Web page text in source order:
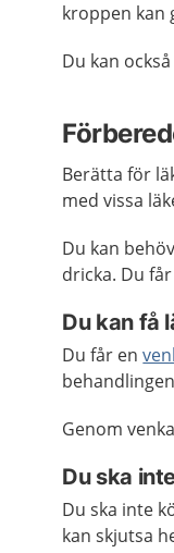
kroppen kan
Du kan också
Berätta för
med vissa
Du kan
dricka. Du
Du kan få
Du får en
Genom
Du ska
Du ska inte
kan skjutsa